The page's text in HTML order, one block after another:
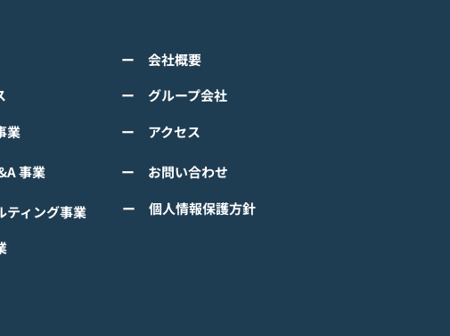
のぼの なにしてる？』<span
class="space"></span>グロ
詳しくは下記PDFをご確認くださ
い。 【ゲームオン プレスリリ
ース】 TVアニメーション 『ぼの
ぼの なにしてる？』事前登録受
業
事業
ィング事業
ー 会社概要
ー グループ会社
ー アクセス
ー お問い合わせ
ー 個人情報保護方針